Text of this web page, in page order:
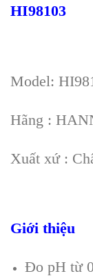
HI98103
Model:
Hãng :
Xuất xứ :
Giới thiệu
Đo pH từ